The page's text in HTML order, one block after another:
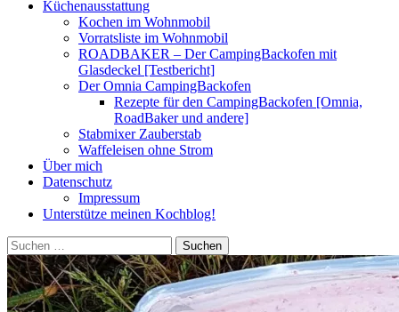
Küchenausstattung
Kochen im Wohnmobil
Vorratsliste im Wohnmobil
ROADBAKER – Der CampingBackofen mit
Glasdeckel [Testbericht]
Der Omnia CampingBackofen
Rezepte für den CampingBackofen [Omnia,
RoadBaker und andere]
Stabmixer Zauberstab
Waffeleisen ohne Strom
Über mich
Datenschutz
Impressum
Unterstütze meinen Kochblog!
Suchen
nach: